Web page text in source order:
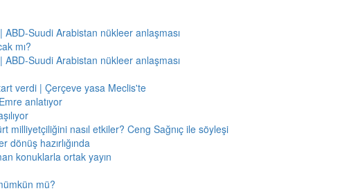
Suudi Arabistan nükleer anlaşması
mı?
Suudi Arabistan nükleer anlaşması
verdi | Çerçeve yasa Meclis'te
anlatıyor
milliyetçiliğini nasıl etkiler? Ceng Sağnıç ile söyleşi
dönüş hazırlığında
konuklarla ortak yayın
mü?